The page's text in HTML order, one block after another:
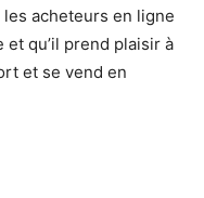
les acheteurs en ligne
qu’il prend plaisir à
et se vend en